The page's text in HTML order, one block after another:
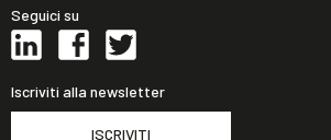
Seguici su
Iscriviti alla newsletter
ISCRIVITI